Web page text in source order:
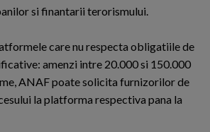
si finantarii terorismului.
care nu respecta obligatiile de
amenzi intre 20.000 si 150.000
ANAF poate solicita furnizorilor de
la platforma respectiva pana la